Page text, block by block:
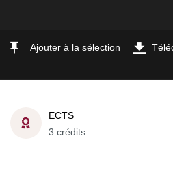
Ajouter à la sélection
ECTS
3 crédits